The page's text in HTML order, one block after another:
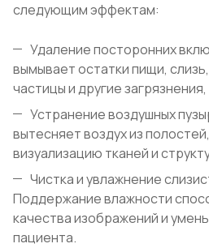
следующим эффектам:
Удаление посторонних
вымывает остатки пищи,
частицы и другие
Устранение воздушных
вытесняет воздух из
визуализацию тканей и
Чистка и увлажнение
Поддержание влажности
качества изображений и
пациента.